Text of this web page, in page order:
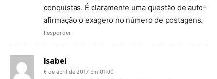
conquistas. É claramente uma questão de auto-
afirmação o exagero no número de postagens.
Responder
Isabel
6 de abril de 2017 Em 01:00